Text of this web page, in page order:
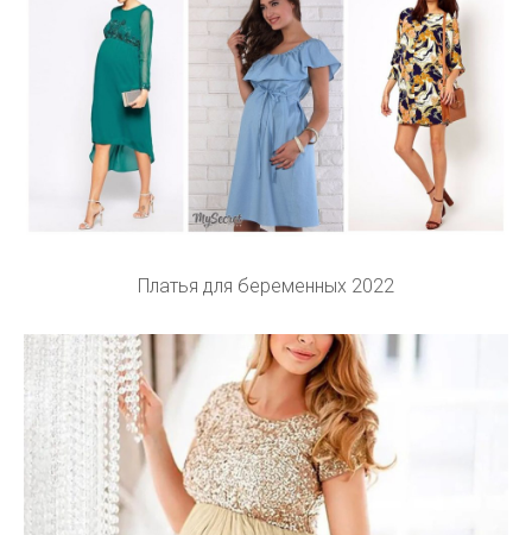
Платья для беременных 2022